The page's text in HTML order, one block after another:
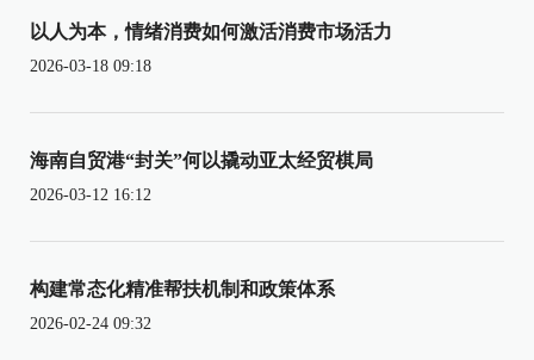
以人为本，情绪消费如何激活消费市场活力
2026-03-18 09:18
海南自贸港“封关”何以撬动亚太经贸棋局
2026-03-12 16:12
构建常态化精准帮扶机制和政策体系
2026-02-24 09:32